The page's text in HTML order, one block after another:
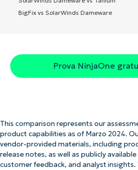
BigFix vs SolarWinds Dameware
Prova NinjaOne
This comparison represents our
product capabilities as of Marzo 2024.
vendor-provided materials, including
release notes, as well as publicly
customer feedback, and analyst